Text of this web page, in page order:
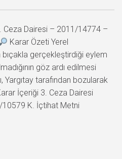
Ceza Dairesi – 2011/14774 –
Karar Özeti Yerel
bıçakla gerçekleştirdiği eylem
göz ardı edilmesi
Yargıtay tarafından bozularak
İçeriği 3. Ceza Dairesi
K. İçtihat Metni